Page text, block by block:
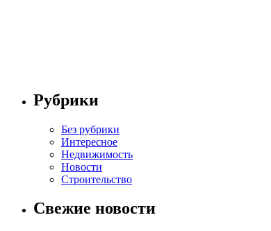
Рубрики
Без рубрики
Интересное
Недвижимость
Новости
Строительство
Свежие новости